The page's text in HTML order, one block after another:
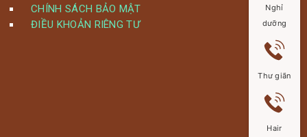
CHÍNH SÁCH BẢO MẬT
ĐIỀU KHOẢN RIÊNG TƯ
Nghỉ
dưỡng
Thư giãn
Hair